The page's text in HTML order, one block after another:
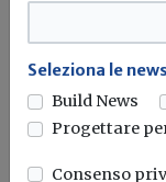
momento...
Bonus
Seleziona le
Build News
Progettare
Consenso